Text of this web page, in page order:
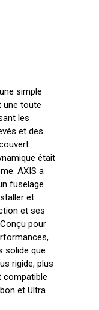
simple
une toute
les
et des
était
AXIS a
fuselage
et
et ses
pour
solide que
rigide, plus
compatible
et Ultra